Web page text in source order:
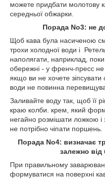
можете придбати молотову
середньої обжарки.
Порада No3: не
Щоб кава була насиченою
трохи холодної води і
наполягати, наприклад, поки
обережні - у френч-пресс
якщо ви не хочете
води не повинна
Заливайте воду так, щоб її
краю колби. крем, який
негайно розмішати ложкою
не потрібно чіпати поршень.
Порада No4: визначає
залежно від
При правильному
формуватися на поверхні